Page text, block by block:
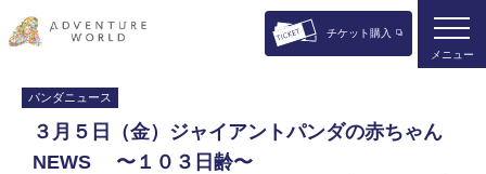
チケット購入
メニュー
パンダニュース
３月５日（金）ジャイアントパンダの赤ちゃん
NEWS 〜１０３日齢〜